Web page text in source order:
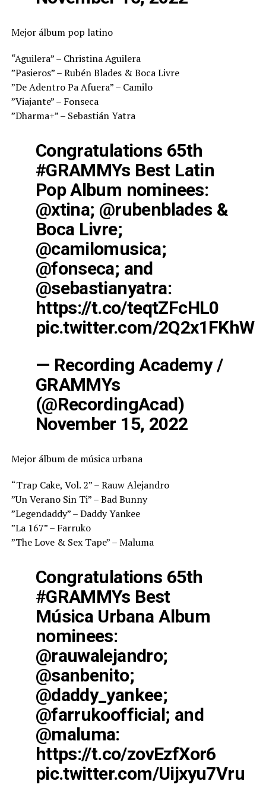
Mejor álbum pop latino
“Aguilera” – Christina Aguilera
”Pasieros” – Rubén Blades & Boca Livre
”De Adentro Pa Afuera” – Camilo
”Viajante” – Fonseca
”Dharma+” – Sebastián Yatra
Congratulations 65th
#GRAMMYs Best Latin
Pop Album nominees:
@xtina; @rubenblades &
Boca Livre;
@camilomusica;
@fonseca; and
@sebastianyatra:
https://t.co/teqtZFcHL0
pic.twitter.com/2Q2x1FKhW4
— Recording Academy /
GRAMMYs
(@RecordingAcad)
November 15, 2022
Mejor álbum de música urbana
“Trap Cake, Vol. 2” – Rauw Alejandro
”Un Verano Sin Ti” – Bad Bunny
”Legendaddy” – Daddy Yankee
”La 167” – Farruko
”The Love & Sex Tape” – Maluma
Congratulations 65th
#GRAMMYs Best
Música Urbana Album
nominees:
@rauwalejandro;
@sanbenito;
@daddy_yankee;
@farrukoofficial; and
@maluma:
https://t.co/zovEzfXor6
pic.twitter.com/Uijxyu7Vru